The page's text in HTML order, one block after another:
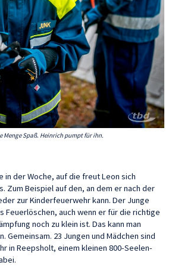
Menge Spaß. Heinrich pumpt für ihn.
in der Woche, auf die freut Leon sich
Zum Beispiel auf den, an dem er nach der
zur Kinderfeuerwehr kann. Der Junge
Feuerlöschen, auch wenn er für die richtige
noch zu klein ist. Das kann man
Gemeinsam. 23 Jungen und Mädchen sind
in Reepsholt, einem kleinen 800-Seelen-